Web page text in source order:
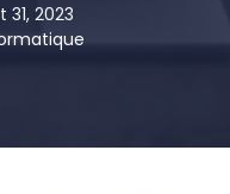
31, 2023